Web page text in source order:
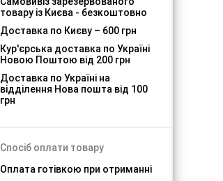
товару із Києва - безкоштовно
Доставка по Києву – 600 грн
Кур'єрська доставка по Україні
Новою Поштою від 200 грн
Доставка по Україні на
відділення Нова пошта від 100
грн
Спосіб оплати товару
Оплата готівкою при отриманні